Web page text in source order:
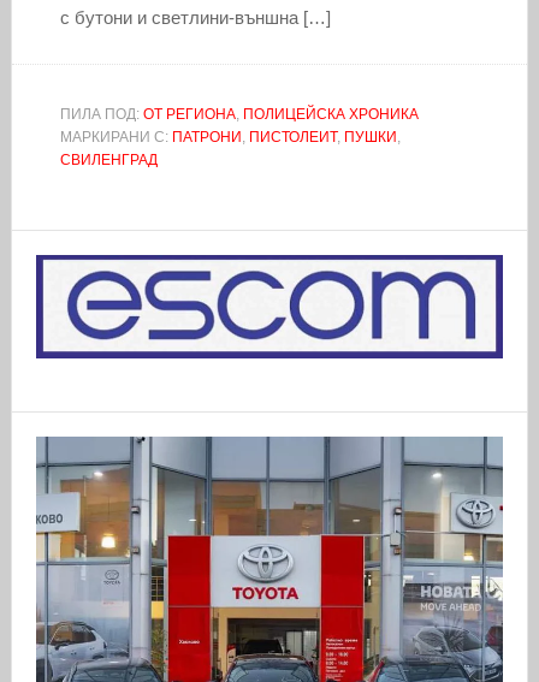
с бутони и светлини-външна […]
ПИЛА ПОД: ОТ РЕГИОНА, ПОЛИЦЕЙСКА ХРОНИКА
МАРКИРАНИ С: ПАТРОНИ , ПИСТОЛЕИТ, ПУШКИ ,
СВИЛЕНГРАД